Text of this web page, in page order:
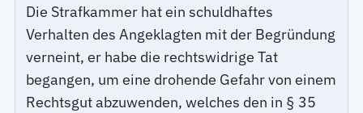
Die Strafkammer hat ein schuldhaftes
Verhalten des Angeklagten mit der Begründung
verneint, er habe die rechtswidrige Tat
begangen, um eine drohende Gefahr von einem
Rechtsgut abzuwenden, welches den in § 35